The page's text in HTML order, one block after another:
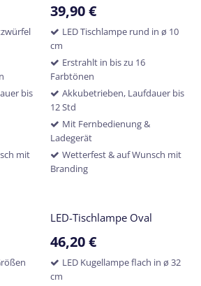
bis
mit
39,90€
LED Tischlampe rund in ø 10
cm
Erstrahlt in bis zu 16
Farbtönen
Akkubetrieben, Laufdauer bis
12 Std
Mit Fernbedienung &
Ladegerät
Wetterfest & auf Wunsch mit
Branding
LED-Tischlampe Oval
46,20€
LED Kugellampe flach in ø 32
cm